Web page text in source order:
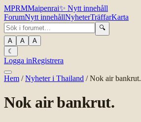
MPRMMaipenrai✨ Nytt innehåll
ForumNytt innehållNyheterTräffarKarta
🔍
A
A
A
☾
Logga inRegistrera
Hem /Nyheter i Thailand /Nok air bankrut.
Nok air bankrut.